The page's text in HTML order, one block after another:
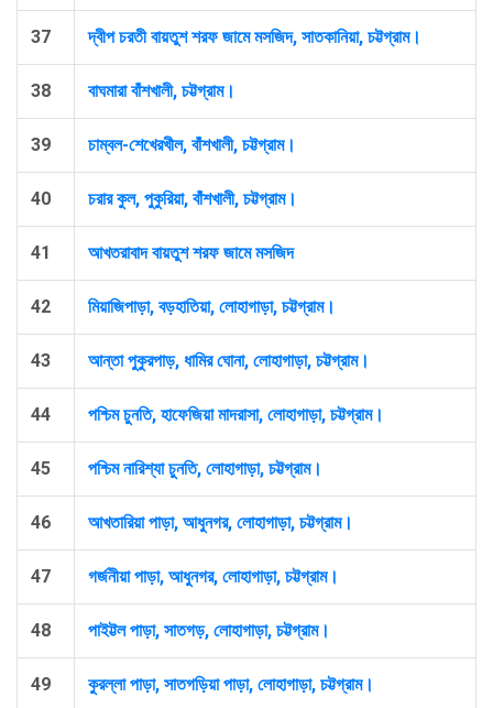
37 দ্বীপ চরতী বায়তুশ শরফ জামে মসজিদ, সাতকানিয়া, চট্টগ্রাম।
38 বাঘমারা বাঁশখালী, চট্টগ্রাম।
39 চাম্বল-শেখেরখীল, বাঁশখালী, চট্টগ্রাম।
40 চরার কুল, পুকুরিয়া, বাঁশখালী, চট্টগ্রাম।
41 আখতরাবাদ বায়তুশ শরফ জামে মসজিদ
42 মিয়াজিপাড়া, বড়হাতিয়া, লোহাগাড়া, চট্টগ্রাম।
43 আন্তা পুকুরপাড়, ধামির ঘোনা, লোহাগাড়া, চট্টগ্রাম।
44 পশ্চিম চুনতি, হাফেজিয়া মাদরাসা, লোহাগাড়া, চট্টগ্রাম।
45 পশ্চিম নারিশ্যা চুনতি, লোহাগাড়া, চট্টগ্রাম।
46 আখতারিয়া পাড়া, আধুনগর, লোহাগাড়া, চট্টগ্রাম।
47 গর্জনীয়া পাড়া, আধুনগর, লোহাগাড়া, চট্টগ্রাম।
48 পাইট্টল পাড়া, সাতগড়, লোহাগাড়া, চট্টগ্রাম।
49 কুরল্লা পাড়া, সাতগড়িয়া পাড়া, লোহাগাড়া, চট্টগ্রাম।